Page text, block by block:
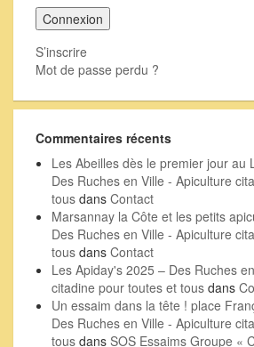
S’inscrire
Mot de passe perdu ?
Commentaires récents
Les Abeilles dès le premier jour au
Des Ruches en Ville - Apiculture
tous dans Contact
Marsannay la Côte et les petits
Des Ruches en Ville - Apiculture
tous dans Contact
Les Apiday's 2025 – Des Ruches
citadine pour toutes et tous dans
Un essaim dans la tête ! place
Des Ruches en Ville - Apiculture
tous dans SOS Essaims Groupe «